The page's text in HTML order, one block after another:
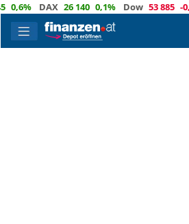
DAX 26 140 0,1% Dow 53 885 -0,9%